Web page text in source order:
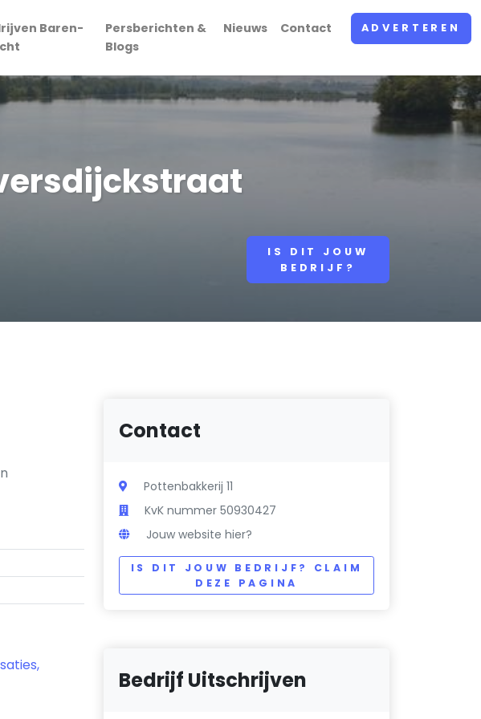
Baren-
Persberichten &
Blogs
Nieuws Contact ADVERTEREN
IS DIT JOUW
BEDRIJF?
Contact
Pottenbakkerij 11
KvK nummer 50930427
Jouw website hier?
IS DIT JOUW BEDRIJF? CLAIM
DEZE PAGINA
Bedrijf Uitschrijven